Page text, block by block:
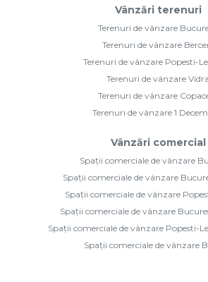
Vânzări terenuri
Terenuri de vânzare
Terenuri de vânzare
Terenuri de vânzare Popesti-
Terenuri de vânzare Vidra
Terenuri de vânzare
Terenuri de vânzare 1
Vânzări comercial
Spații comerciale de vânzare
Spații comerciale de vânzare
Spații comerciale de vânzare
Spații comerciale de vânzare
Spații comerciale de vânzare Popesti-
Spații comerciale de vânzare